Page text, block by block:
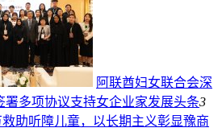
阿联酋妇女联合会深
署多项协议支持女企业家发展头条3
救助听障儿童，以长期主义彰显豫商